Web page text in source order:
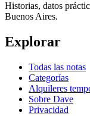
Historias, datos
Buenos Aires.
Explorar
Todas las notas
Categorías
Alquileres
Sobre Dave
Privacidad